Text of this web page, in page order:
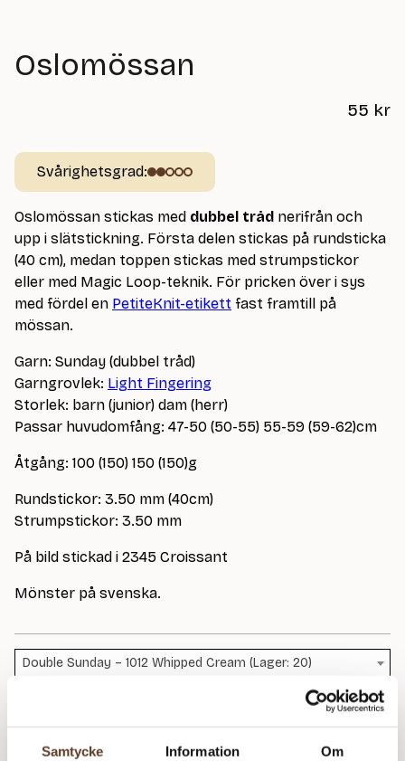
Samtycke Information Om
Oslomössan
55 kr
Svårighetsgrad:
Oslomössan stickas med dubbel tråd nerifrån och
upp i slätstickning. Första delen stickas på rundsticka
(40 cm), medan toppen stickas med strumpstickor
eller med Magic Loop-teknik. För pricken över i sys
med fördel en PetiteKnit-etikett fast framtill på
mössan.
Garn: Sunday (dubbel tråd)
Garngrovlek: Light Fingering
Storlek: barn (junior) dam (herr)
Passar huvudomfång: 47-50 (50-55) 55-59 (59-62)cm
Åtgång: 100 (150) 150 (150)g
Rundstickor: 3.50 mm (40cm)
Strumpstickor: 3.50 mm
På bild stickad i 2345 Croissant
Mönster på svenska.
Double Sunday – 1012 Whipped Cream (Lager: 20)
Arwetta – 100 Snow White (Lager: 30)